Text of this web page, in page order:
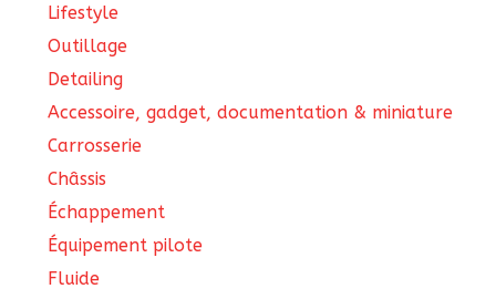
Lifestyle
Outillage
Detailing
Accessoire, gadget, documentation & miniature
Carrosserie
Châssis
Échappement
Équipement pilote
Fluide